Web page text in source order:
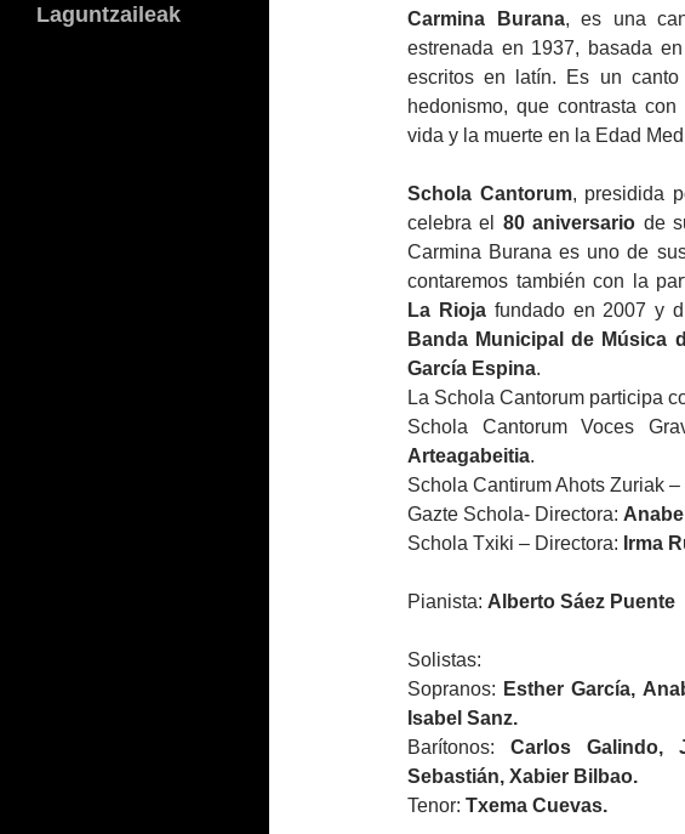
Carmina Burana, es una
estrenada en 1937, basada
escritos en latín. Es un
hedonismo, que contrasta
vida y la muerte en la Edad
Schola Cantorum, presidida
celebra el 80 aniversario de
Carmina Burana es uno de
contaremos también con la
La Riojafundado en 2007 y
Banda Municipal de Música
García Espina.
La Schola Cantorum participa
Schola Cantorum Voces
Arteagabeitia.
Schola Cantirum Ahots Zuriak –
Gazte Schola- Directora:
Schola Txiki – Directora: Irma
Pianista: Alberto Sáez Puente
Solistas:
Sopranos: Esther García,
Isabel Sanz.
Barítonos: Carlos Galindo,
Sebastián, Xabier Bilbao.
Tenor: Txema Cuevas.
Laguntzaileak